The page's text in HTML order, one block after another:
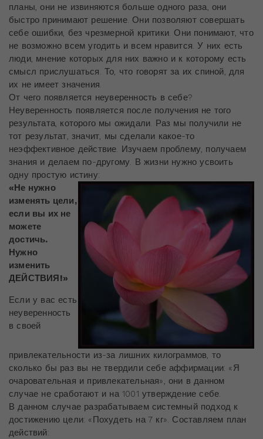
планы, они не извиняются больше одного раза, они
быстро принимают решение. Они позволяют совершать
себе ошибки, без чрезмерной критики. Они понимают, что
не возможно всем угодить и всем нравится. У них есть
люди, мнение которых для них важно и к которому есть
смысл прислушаться. То, что говорят за их спиной, для
их не имеет значения.
От чего появляется неуверенность в себе?
Неуверенность появляется после получения не того
результата, которого мы ожидали. Раз мы получили не
тот результат, значит, мы сделали какое-то
неэффективное действие. Изучаем проблему, получаем
знания и делаем по-другому. В жизни нужно усвоить
одну простую истину:
«Не нужно
изменять цели,
если вы их не
можете
достичь.
Нужно
изменить
ДЕЙСТВИЯ!»
Если у вас есть
неуверенность
в своей
привлекательности из-за лишних килограммов, то
сколько бы раз вы не твердили себе аффирмации: «Я
очаровательная и привлекательная», они в данном
случае не сработают и на 1001 утверждение себе.
В данном случае разрабатываем системный подход к
достижению цели: «Похудеть на 7 кг». Составляем план
действий: